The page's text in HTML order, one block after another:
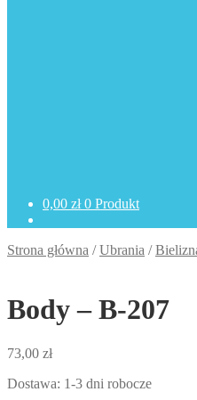
0,00 zł 0 Produkt
Strona główna /Ubrania /
Body – B-207
73,00 zł
Dostawa: 1-3 dni robocze